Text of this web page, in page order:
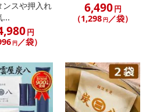
けできません。
認いただき、お届けする商品セット
お申し込みください。
コードなど、お届け商品と多少異な
産地表示制度]の経過措置期間の終
原産国・原材料の表記が旧表記の場
ンスや押入れ
...
円
円 ／袋）
6,490円
（1,298 円 ／袋）